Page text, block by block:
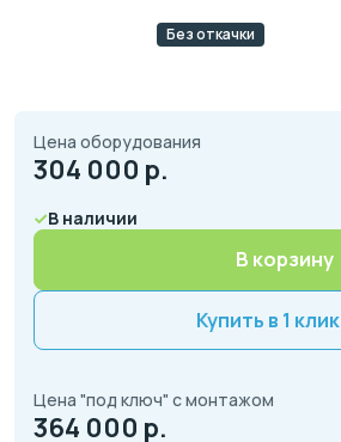
Без откачки
Цена оборудования
304 000 р.
В наличии
В корзину
Купить в 1 клик
Цена "под ключ" с монтажом
364 000 р.